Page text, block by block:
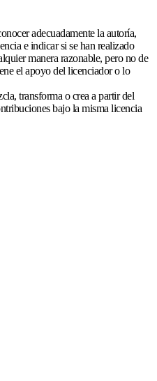
adecuadamente la autoría,
e indicar si se han realizado
manera razonable, pero no de
el apoyo del licenciador o lo
transforma o crea a partir del
bajo la misma licencia